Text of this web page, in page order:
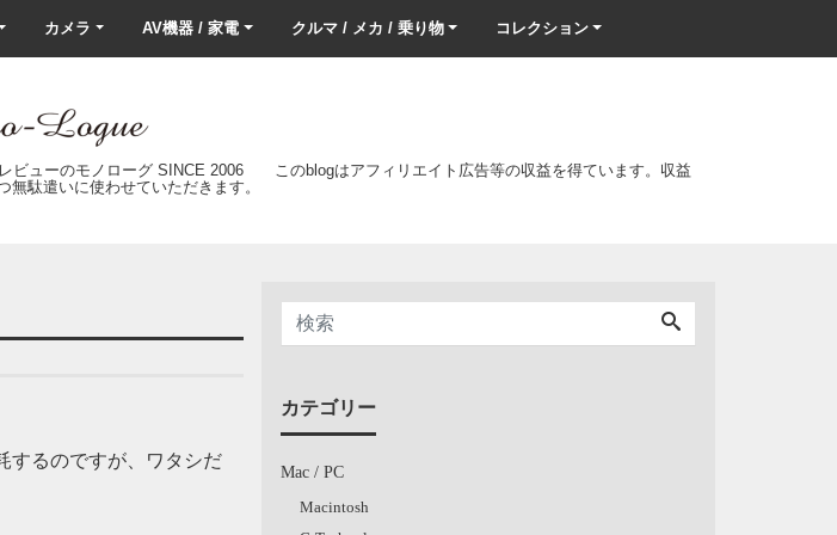
カメラ AV機器 / 家電 クルマ / メカ / 乗り物 コレクション
ビューのモノローグ SINCE 2006 このblogはアフィリエイト広告等の収益を得ています。収益
無駄遣いに使わせていただきます。
するのですが、ワタシだ
カテゴリー
Mac / PC
Macintosh